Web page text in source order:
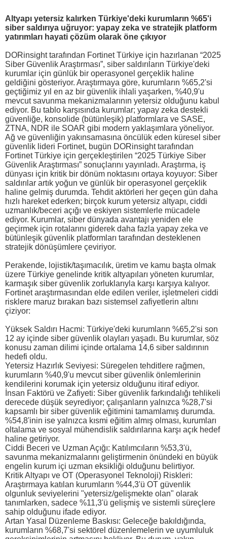
Altyapı yetersiz kalırken Türkiye'deki kurumların %65'i
siber saldırıya uğruyor: yapay zeka ve stratejik platform
yatırımları hayati çözüm olarak öne çıkıyor
DORinsight tarafından Fortinet Türkiye için hazırlanan “2025
Siber Güvenlik Araştırması”, siber saldırıların Türkiye'deki
kurumlar için günlük bir operasyonel gerçeklik haline
geldiğini gösteriyor. Araştırmaya göre, kurumların %65,2'si
geçtiğimiz yıl en az bir güvenlik ihlali yaşarken, %40,9'u
mevcut savunma mekanizmalarının yetersiz olduğunu kabul
ediyor. Bu tablo karşısında kurumlar; yapay zeka destekli
güvenliğe, konsolide (bütünleşik) platformlara ve SASE,
ZTNA, NDR ile SOAR gibi modern yaklaşımlara yöneliyor.
Ağ ve güvenliğin yakınsamasına öncülük eden küresel siber
güvenlik lideri Fortinet, bugün DORinsight tarafından
Fortinet Türkiye için gerçekleştirilen “2025 Türkiye Siber
Güvenlik Araştırması” sonuçlarını yayınladı. Araştırma, iş
dünyası için kritik bir dönüm noktasını ortaya koyuyor: Siber
saldırılar artık yoğun ve günlük bir operasyonel gerçeklik
haline gelmiş durumda. Tehdit aktörleri her geçen gün daha
hızlı hareket ederken; birçok kurum yetersiz altyapı, ciddi
uzmanlık/beceri açığı ve eskiyen sistemlerle mücadele
ediyor. Kurumlar, siber dünyada avantajı yeniden ele
geçirmek için rotalarını giderek daha fazla yapay zeka ve
bütünleşik güvenlik platformları tarafından desteklenen
stratejik dönüşümlere çeviriyor.
Perakende, lojistik/taşımacılık, üretim ve kamu başta olmak
üzere Türkiye genelinde kritik altyapıları yöneten kurumlar,
karmaşık siber güvenlik zorluklarıyla karşı karşıya kalıyor.
Fortinet araştırmasından elde edilen veriler, işletmeleri ciddi
risklere maruz bırakan bazı sistemsel zafiyetlerin altını
çiziyor:
Yüksek Saldırı Hacmi: Türkiye'deki kurumların %65,2'si son
12 ay içinde siber güvenlik olayları yaşadı. Bu kurumlar, söz
konusu zaman dilimi içinde ortalama 14,6 siber saldırının
hedefi oldu.
Yetersiz Hazırlık Seviyesi: Süregelen tehditlere rağmen,
kurumların %40,9'u mevcut siber güvenlik önlemlerinin
kendilerini korumak için yetersiz olduğunu itiraf ediyor.
İnsan Faktörü ve Zafiyeti: Siber güvenlik farkındalığı tehlikeli
derecede düşük seyrediyor; çalışanların yalnızca %28,7'si
kapsamlı bir siber güvenlik eğitimini tamamlamış durumda.
%54,8'inin ise yalnızca kısmi eğitim almış olması, kurumları
oltalama ve sosyal mühendislik saldırılarına karşı açık hedef
haline getiriyor.
Ciddi Beceri ve Uzman Açığı: Katılımcıların %53,3'ü,
savunma mekanizmalarını geliştirmenin önündeki en büyük
engelin kurum içi uzman eksikliği olduğunu belirtiyor.
Kritik Altyapı ve OT (Operasyonel Teknoloji) Riskleri:
Araştırmaya katılan kurumların %44,3'ü OT güvenlik
olgunluk seviyelerini "yetersiz/gelişmekte olan" olarak
tanımlarken, sadece %11,3'ü gelişmiş ve sistemli süreçlere
sahip olduğunu ifade ediyor.
Artan Yasal Düzenleme Baskısı: Geleceğe bakıldığında,
kurumların %68,7'si sektörel düzenlemelerin ve uyumluluk